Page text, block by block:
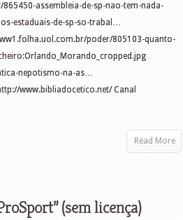
assembleia-de-sp-nao-tem-nada-
estaduais-de-sp-so-trabal…
poder/805103-quanto-
nepotismo-na-as…
www.bibliadocetico.net/ Canal
Read More
(sem licença)